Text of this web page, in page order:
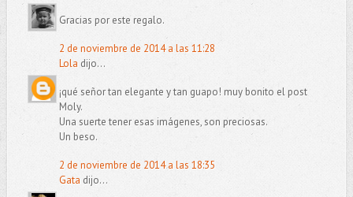
Gracias por este regalo.
2 de noviembre de 2014 a las 11:28
Lola dijo...
¡qué señor tan elegante y tan guapo! muy bonito el post
Moly.
Una suerte tener esas imágenes, son preciosas.
Un beso.
2 de noviembre de 2014 a las 18:35
Gata dijo...